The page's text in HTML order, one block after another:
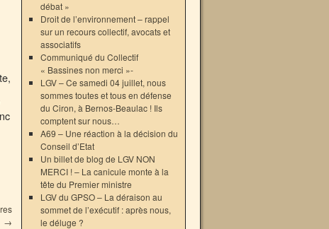
→
débat »
Droit de l’environnement – rappel
sur un recours collectif, avocats et
associatifs
Communiqué du Collectif
« Bassines non merci »-
LGV – Ce samedi 04 juillet, nous
sommes toutes et tous en défense
du Ciron, à Bernos-Beaulac ! Ils
comptent sur nous…
A69 – Une réaction à la décision du
Conseil d’Etat
Un billet de blog de LGV NON
MERCI ! – La canicule monte à la
tête du Premier ministre
LGV du GPSO – La déraison au
sommet de l’exécutif : après nous,
le déluge ?